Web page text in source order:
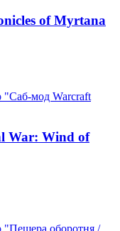
of Myrtana
War: Wind of